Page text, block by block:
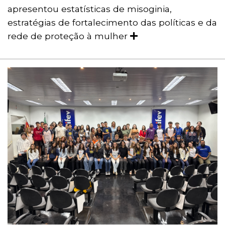
apresentou estatísticas de misoginia,
estratégias de fortalecimento das políticas e da
rede de proteção à mulher